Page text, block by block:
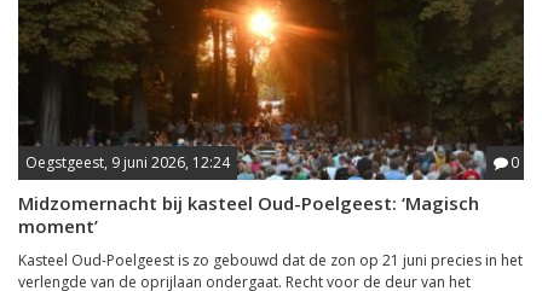
Oegstgeest, 9 juni 2026, 12:24 0
Midzomernacht bij kasteel Oud-Poelgeest: ‘Magisch
moment’
Kasteel Oud-Poelgeest is zo gebouwd dat de zon op 21 juni precies in het
verlengde van de oprijlaan ondergaat. Recht voor de deur van het